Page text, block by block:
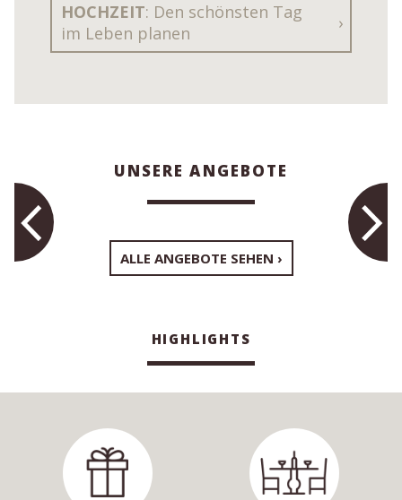
HOCHZEIT: Den schönsten Tag
im Leben planen
UNSERE ANGEBOTE
ALLE ANGEBOTE SEHEN
HIGHLIGHTS